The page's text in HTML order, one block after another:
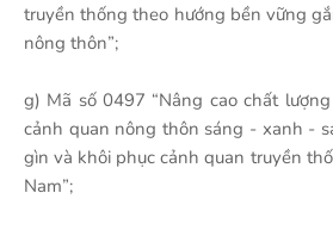
truyền thống theo hướng bền vững
nông thôn”;
g) Mã số 0497 “Nâng cao chất
cảnh quan nông thôn sáng - xanh -
gìn và khôi phục cảnh quan truyền
Nam”;